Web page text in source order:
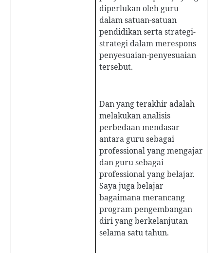
diperlukan oleh guru
dalam satuan-satuan
pendidikan serta strategi-
strategi dalam merespons
penyesuaian-penyesuaian
tersebut.
Dan yang terakhir adalah
melakukan analisis
perbedaan mendasar
antara guru sebagai
professional yang mengajar
dan guru sebagai
professional yang belajar.
Saya juga belajar
bagaimana merancang
program pengembangan
diri yang berkelanjutan
selama satu tahun.